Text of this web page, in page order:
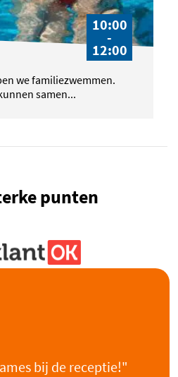
we familiezwemmen.
samen...
10:00
-
12:00
punten
bij de receptie!"